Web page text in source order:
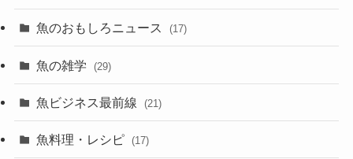
魚のおもしろニュース (17)
魚の雑学 (29)
魚ビジネス最前線 (21)
魚料理・レシピ (17)